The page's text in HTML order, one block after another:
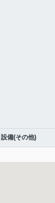
設備(その他)